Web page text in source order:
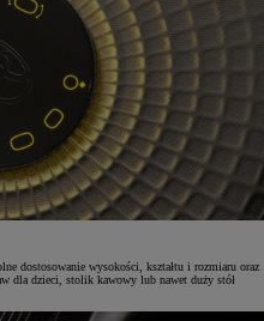
dostosowanie wysokości, kształtu i rozmiaru oraz
dla dzieci, stolik kawowy lub nawet duży stół